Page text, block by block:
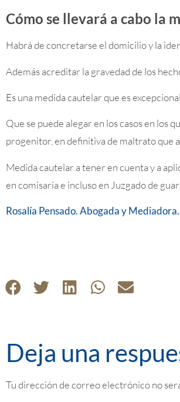
Cómo se llevará a cabo la
Habrá de concretarse el domicilio y la
Además acreditar la gravedad de los
Es una medida cautelar que es excepcional
Que se puede alegar en los casos en los
progenitor, en definitiva de maltrato que
Medida cautelar a tener en cuenta y a
en comisaria e incluso en Juzgado de
Rosalía Pensado. Abogada y Mediadora.
Deja una
Tu dirección de correo electrónico no